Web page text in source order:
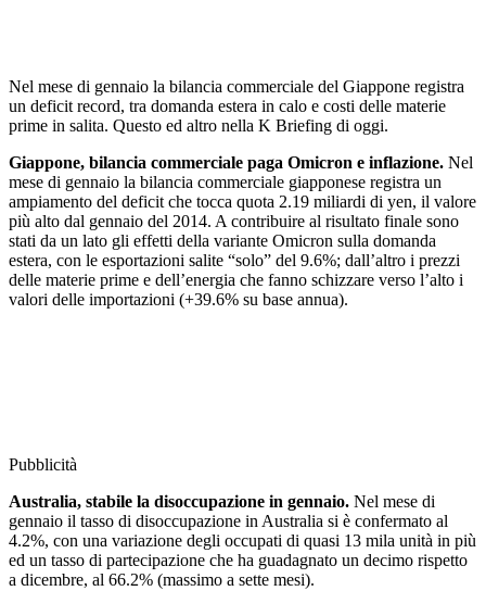
Nel mese di gennaio la bilancia commerciale del Giappone registra
un deficit record, tra domanda estera in calo e costi delle materie
prime in salita. Questo ed altro nella K Briefing di oggi.
Giappone, bilancia commerciale paga Omicron e inflazione. Nel
mese di gennaio la bilancia commerciale giapponese registra un
ampiamento del deficit che tocca quota 2.19 miliardi di yen, il valore
più alto dal gennaio del 2014. A contribuire al risultato finale sono
stati da un lato gli effetti della variante Omicron sulla domanda
estera, con le esportazioni salite “solo” del 9.6%; dall’altro i prezzi
delle materie prime e dell’energia che fanno schizzare verso l’alto i
valori delle importazioni (+39.6% su base annua).
Pubblicità
Australia, stabile la disoccupazione in gennaio. Nel mese di
gennaio il tasso di disoccupazione in Australia si è confermato al
4.2%, con una variazione degli occupati di quasi 13 mila unità in più
ed un tasso di partecipazione che ha guadagnato un decimo rispetto
a dicembre, al 66.2% (massimo a sette mesi).